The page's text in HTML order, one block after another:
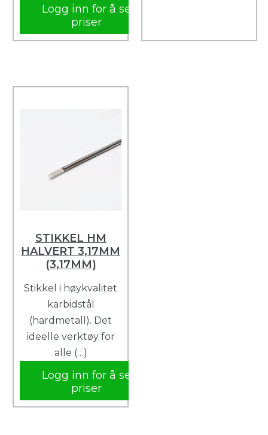
Logg inn for å se
priser
STIKKEL HM
HALVERT 3,17MM
(3,17MM)
Stikkel i høykvalitet
karbidstål
(hardmetall). Det
ideelle verktøy for
alle (…)
Logg inn for å se
priser